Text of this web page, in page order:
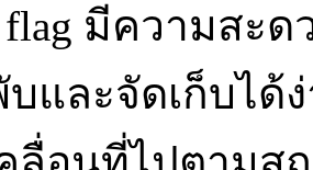
flag มีความสะ
และจัดเก็บได้